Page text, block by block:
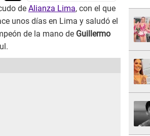
de Alianza Lima, con el que
unos días en Lima y saludó el
de la mano de Guillermo